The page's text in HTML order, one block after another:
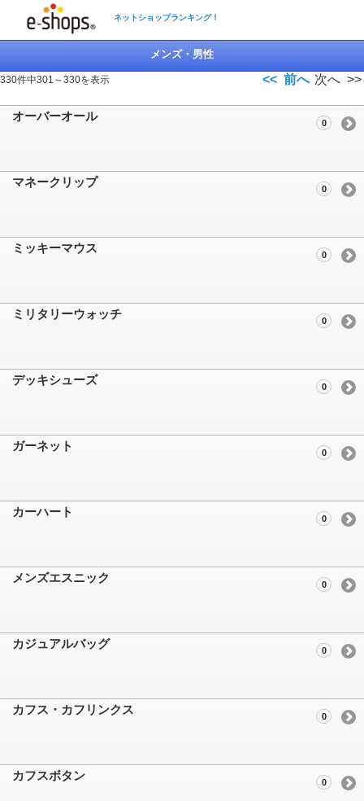
ネットショップランキング！
メンズ・男性
330件中301～330を表示 << 前へ 次へ >>
オーバーオール 0
マネークリップ 0
ミッキーマウス 0
ミリタリーウォッチ 0
デッキシューズ 0
ガーネット 0
カーハート 0
メンズエスニック 0
カジュアルバッグ 0
カフス・カフリンクス 0
カフスボタン 0